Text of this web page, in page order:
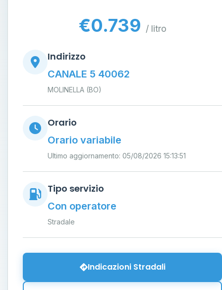
€0.739 / litro
Indirizzo
CANALE 5 40062
MOLINELLA (BO)
Orario
Orario variabile
Ultimo aggiornamento: 05/08/2026 15:13:51
Tipo servizio
Con operatore
Stradale
Indicazioni Stradali